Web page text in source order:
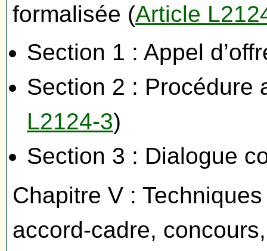
formalisée (Article
Section 1 : Appel
Section 2 : Procédure
L2124-3)
Section 3 : Dialogue
Chapitre V : Techniques
accord-cadre,